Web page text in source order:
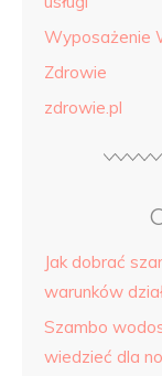
Wyposażenie
Zdrowie
zdrowie.pl
Jak dobrać
warunków
Szambo
wiedzieć dla